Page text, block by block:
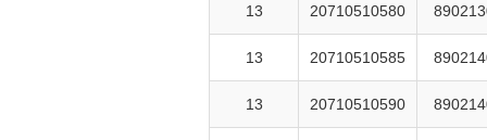
13 20710510580
13 20710510585
13 20710510590